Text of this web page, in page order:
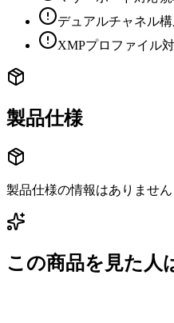
デュアルチャネル
XMPプロファイル
製品仕様
製品仕様の情報はありません
この商品を見た人